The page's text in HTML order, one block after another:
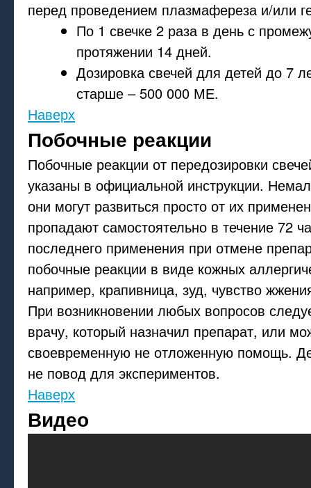
перед проведением плазмафереза и/или
По 1 свечке 2 раза в день с
протяжении 14 дней.
Дозировка свечей для детей до 7
старше – 500 000 МЕ.
Наверх
Побочные реакции
Побочные реакции от передозировки
указаны в официальной инструкции.
они могут развиться просто от их
пропадают самостоятельно в течение 72
последнего применения при отмене
побочные реакции в виде кожных
например, крапивница, зуд, чувство
При возникновении любых вопросов
врачу, который назначил препарат, или
своевременную не отложенную помощь.
не повод для экспериментов.
Наверх
Видео